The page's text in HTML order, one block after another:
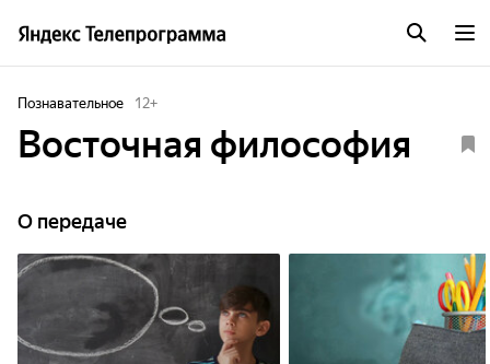
Познавательное 12+
Восточная философия
О передаче